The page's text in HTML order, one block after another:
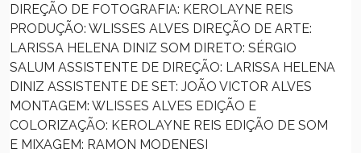
DIREÇÃO DE FOTOGRAFIA: KEROLAYNE REIS
PRODUÇÃO: WLISSES ALVES DIREÇÃO DE ARTE:
LARISSA HELENA DINIZ SOM DIRETO: SÉRGIO
SALUM ASSISTENTE DE DIREÇÃO: LARISSA HELENA
DINIZ ASSISTENTE DE SET: JOÃO VICTOR ALVES
MONTAGEM: WLISSES ALVES EDIÇÃO E
COLORIZAÇÃO: KEROLAYNE REIS EDIÇÃO DE SOM
E MIXAGEM: RAMON MODENESI